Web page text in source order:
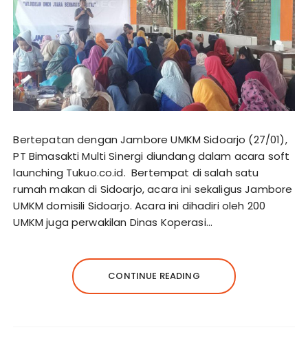
Bertepatan dengan Jambore UMKM Sidoarjo (27/01),
PT Bimasakti Multi Sinergi diundang dalam acara soft
launching Tukuo.co.id. Bertempat di salah satu
rumah makan di Sidoarjo, acara ini sekaligus Jambore
UMKM domisili Sidoarjo. Acara ini dihadiri oleh 200
UMKM juga perwakilan Dinas Koperasi…
CONTINUE READING